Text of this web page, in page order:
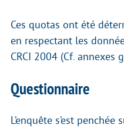
Ces quotas ont été
en respectant les
CRCI 2004 (Cf. annexes
Questionnaire
L’enquête s’est